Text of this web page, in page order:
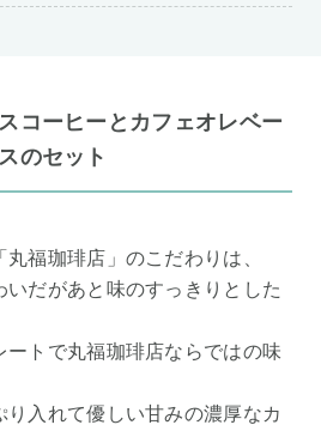
コーヒーとカフェオレベー
スのセット
福珈琲店」のこだわりは、
いだがあと味のすっきりとした
ートで丸福珈琲店ならではの味
り入れて優しい甘みの濃厚なカ